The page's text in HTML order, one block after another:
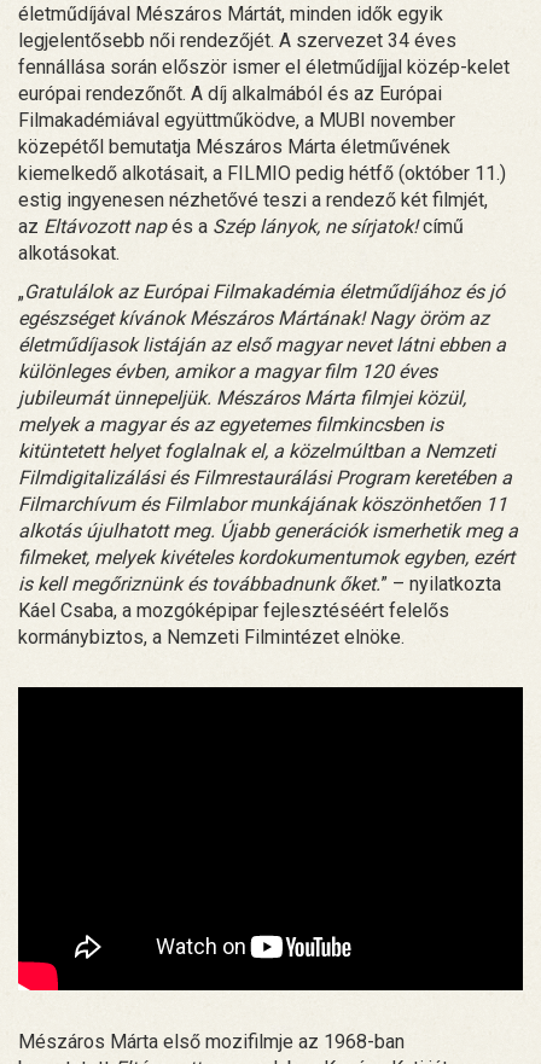
életműdíjával Mészáros Mártát, minden idők egyik
legjelentősebb női rendezőjét. A szervezet 34 éves
fennállása során először ismer el életműdíjjal közép-kelet
európai rendezőnőt. A díj alkalmából és az Európai
Filmakadémiával együttműködve, a MUBI november
közepétől bemutatja Mészáros Márta életművének
kiemelkedő alkotásait, a FILMIO pedig hétfő (október 11.)
estig ingyenesen nézhetővé teszi a rendező két filmjét,
az Eltávozott napés a Szép lányok, ne sírjatok!című
alkotásokat.
„Gratulálok az Európai Filmakadémia életműdíjához és jó
egészséget kívánok Mészáros Mártának! Nagy öröm az
életműdíjasok listáján az első magyar nevet látni ebben a
különleges évben, amikor a magyar film 120 éves
jubileumát ünnepeljük. Mészáros Márta filmjei közül,
melyek a magyar és az egyetemes filmkincsben is
kitüntetett helyet foglalnak el, a közelmúltban a Nemzeti
Filmdigitalizálási és Filmrestaurálási Program keretében a
Filmarchívum és Filmlabor munkájának köszönhetően 11
alkotás újulhatott meg. Újabb generációk ismerhetik meg a
filmeket, melyek kivételes kordokumentumok egyben, ezért
is kell megőriznünk és továbbadnunk őket.” – nyilatkozta
Káel Csaba, a mozgóképipar fejlesztéséért felelős
kormánybiztos, a Nemzeti Filmintézet elnöke.
Mészáros Márta első mozifilmje az 1968-ban